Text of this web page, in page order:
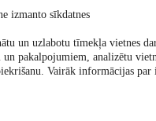
Re:Check Par
izmanto sīkdatnes
un uzlabotu tīmekļa vietnes
pakalpojumiem, analizētu
Vairāk informācijas par